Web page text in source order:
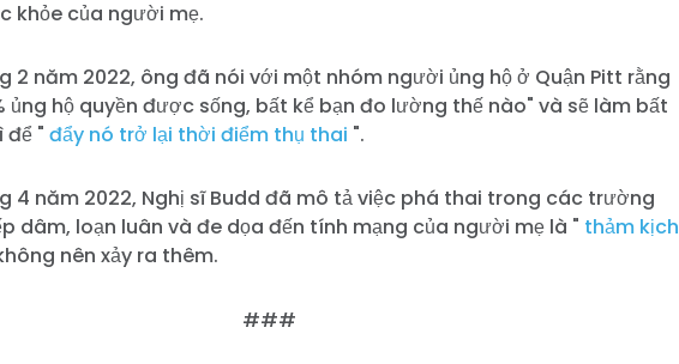
khỏe của người mẹ.
2 năm 2022, ông đã nói với một nhóm người ủng hộ ở Quận Pitt rằng
ủng hộ quyền được sống, bất kể bạn đo lường thế nào" và sẽ làm bất
để "đẩy nó trở lại thời điểm thụ thai ".
4 năm 2022, Nghị sĩ Budd đã mô tả việc phá thai trong các trường
dâm, loạn luân và đe dọa đến tính mạng của người mẹ là " thảm kịch
nên xảy ra thêm.
###